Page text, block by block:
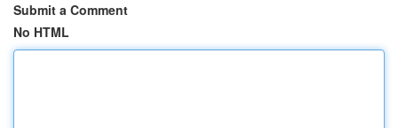
Submit a Comment
No HTML